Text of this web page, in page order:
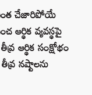
చేజారిపోయే
ఆర్థిక వ్యవస్థపై
ఆర్థిక సంక్షోభం
నష్టాలను